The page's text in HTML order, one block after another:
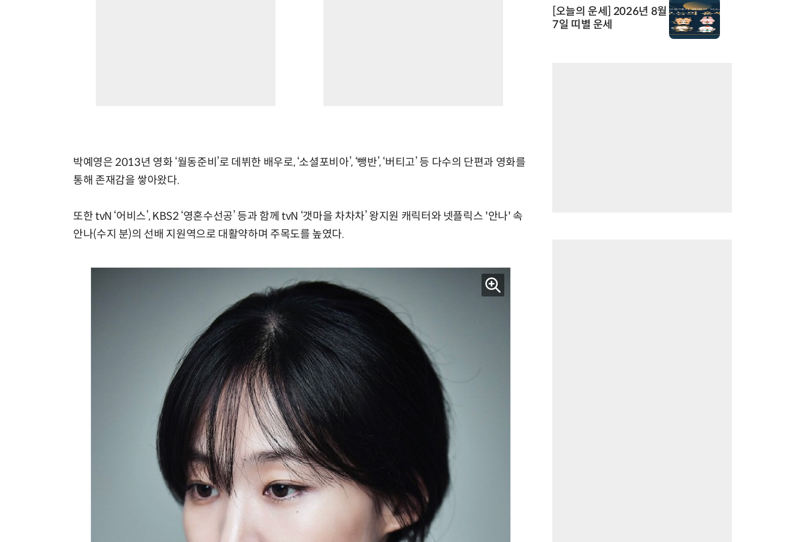
박예영은 2013년 영화 ‘월동준비’로 데뷔한 배우로, ‘소셜포비아’, ‘뺑반’, ‘버티고’ 등 다수의 단편과 영화를
통해 존재감을 쌓아왔다.
또한 tvN ‘어비스’, KBS2 ‘영혼수선공’ 등과 함께 tvN ‘갯마을 차차차’ 왕지원 캐릭터와 넷플릭스 '안나' 속
안나(수지 분)의 선배 지원역으로 대활약하며 주목도를 높였다.
[오늘의 운세] 2026년 8월
7일 띠별 운세